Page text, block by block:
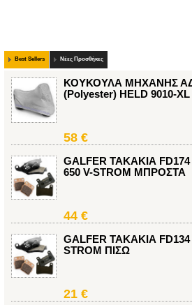
Best Sellers Νέες Προσθήκες
ΚΟΥΚΟΥΛΑ ΜΗΧΑΝΗΣ
(Polyester) HELD 9010-XL
58 €
GALFER ΤΑΚΑΚΙΑ FD174
650 V-STROM ΜΠΡΟΣΤΑ
44 €
GALFER ΤΑΚΑΚΙΑ FD134
STROM ΠΙΣΩ
21 €